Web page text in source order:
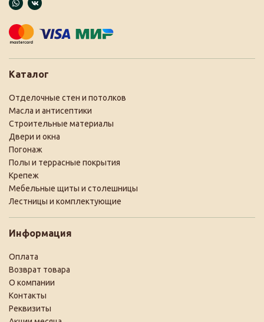
Каталог
Отделочные стен и потолков
Масла и антисептики
Строительные материалы
Двери и окна
Погонаж
Полы и террасные покрытия
Крепеж
Мебельные щиты и столешницы
Лестницы и комплектующие
Информация
Оплата
Возврат товара
О компании
Контакты
Реквизиты